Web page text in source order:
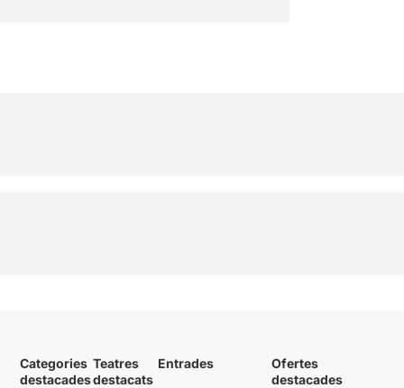
Categories
destacades
Teatres
destacats
Entrades
Ofertes
destacades